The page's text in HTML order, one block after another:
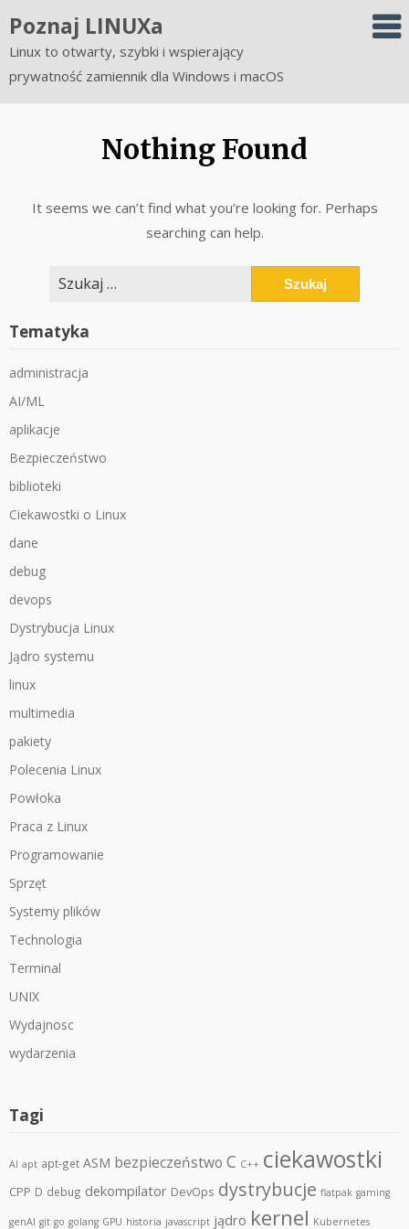
to
content
Poznaj LINUXa
Linux to otwarty, szybki i wspierający
prywatność zamiennik dla Windows i macOS
Nothing Found
It seems we can’t find what you’re looking for. Perhaps
searching can help.
Tematyka
administracja
AI/ML
aplikacje
Bezpieczeństwo
biblioteki
Ciekawostki o Linux
dane
debug
devops
Dystrybucja Linux
Jądro systemu
linux
multimedia
pakiety
Polecenia Linux
Powłoka
Praca z Linux
Programowanie
Sprzęt
Systemy plików
Technologia
Terminal
UNIX
Wydajnosc
wydarzenia
Tagi
AI apt apt-get ASM bezpieczeństwo C C++ ciekawostki
CPP D debug dekompilator DevOps dystrybucje flatpak gaming
genAI git go golang GPU historia javascript jądro kernel Kubernetes